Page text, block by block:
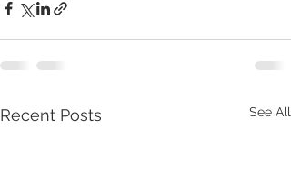
Recent Posts See All